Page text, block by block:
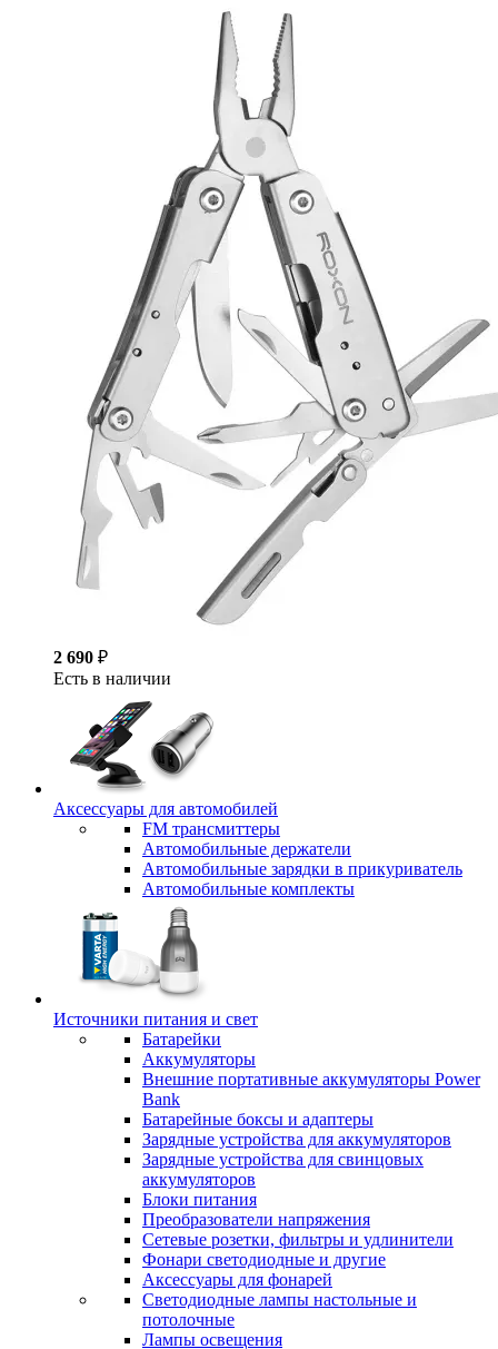
2 690 ₽
Есть в наличии
Аксессуары для автомобилей
FM трансмиттеры
Автомобильные держатели
Автомобильные зарядки в прикуриватель
Автомобильные комплекты
Источники питания и свет
Батарейки
Аккумуляторы
Внешние портативные аккумуляторы Power
Bank
Батарейные боксы и адаптеры
Зарядные устройства для аккумуляторов
Зарядные устройства для свинцовых
аккумуляторов
Блоки питания
Преобразователи напряжения
Сетевые розетки, фильтры и удлинители
Фонари светодиодные и другие
Аксессуары для фонарей
Светодиодные лампы настольные и
потолочные
Лампы освещения